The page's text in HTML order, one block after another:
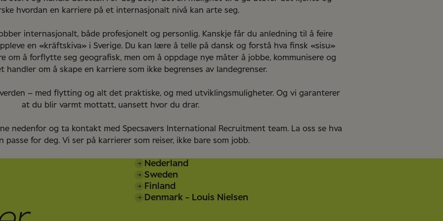
hvordan en karriere på et internasjonalt nivå kan arte seg.
internasjonalt, både profesjonelt og personlig. Kanskje får du anledning til å feire
en «kräftskiva» i Sverige. Du kan lære å telle på dansk og forstå hva finsk «sisu»
om å forflytte seg geografisk, men om å oppdage nye måter å jobbe, kommunisere og
handler om å skape en karriere som ikke begrenses av landegrenser.
– med flytting og alt det praktiske, og med utviklingsmuligheter. Og vi garanterer
at du blir varmt mottatt, uansett hvor du drar.
nedenfor og ta kontakt med Specsavers International Recruitment team. La oss se hva
passe for deg. Vi ser på karrierer som reiser, ikke bare som jobb.
Nederland
Sweden
Finland
Denmark - Louis Nielsen